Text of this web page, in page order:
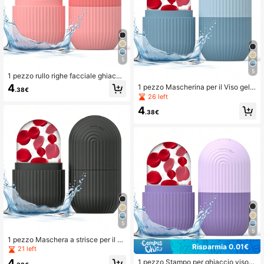
5
1 pezzo rullo righe facciale ghiacci
o
4.38€
5
1 pezzo Maschera a strisce per il gh
iaccio viso, cubo di ghiaccio, festa,
viaggio, matrimonio, compleanno, la
21 left
5
1 pezzo Mascherina per il Viso gelid
o con a righe
26 left
4.38€
5
Risparmia 0.01€
1 pezzo Stampo per ghiaccio viso a